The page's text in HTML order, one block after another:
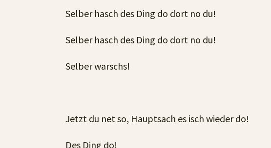
Selber hasch des Ding do dort no du!
Selber hasch des Ding do dort no du!
Selber warschs!
Jetzt du net so, Hauptsach es isch wieder do!
Des Ding do!